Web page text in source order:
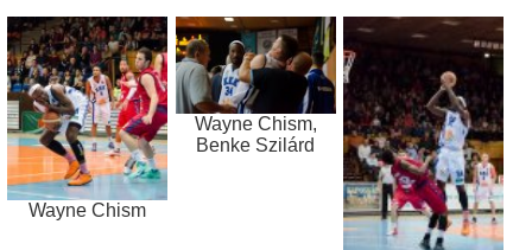
Wayne Chism
Wayne Chism,
Benke Szilárd